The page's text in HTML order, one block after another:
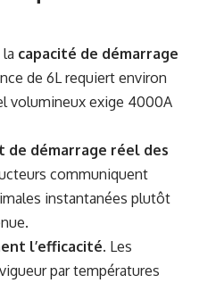
capacité de démarrage
de 6L requiert environ
volumineux exige 4000A
de démarrage réel des
communiquent
instantanées plutôt
l’efficacité. Les
par températures